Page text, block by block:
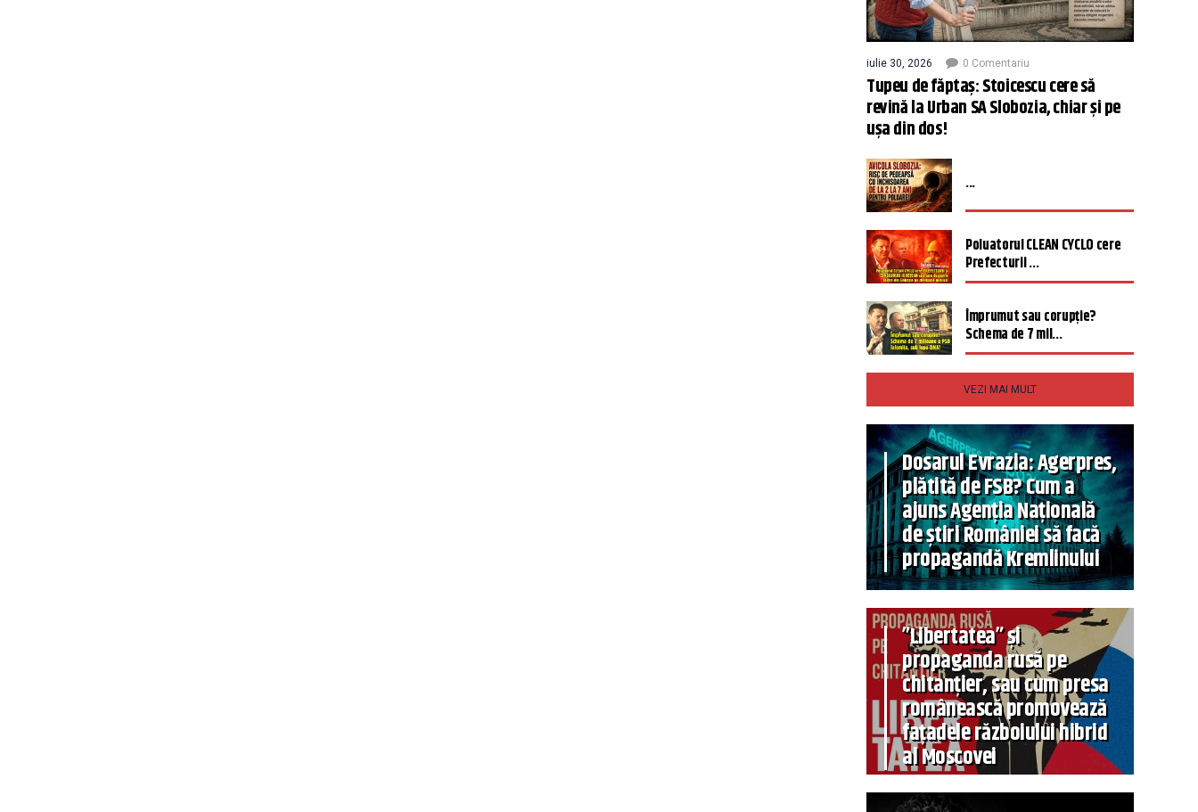
iulie 30, 2026 0 Comentariu
Tupeu de făptaș: Stoicescu cere să
revină la Urban SA Slobozia, chiar și pe
ușa din dos!
...
Poluatorul CLEAN CYCLO cere
Prefecturii ...
Împrumut sau corupție?
Schema de 7 mil...
VEZI MAI MULT
Dosarul Evrazia: Agerpres,
plătită de FSB? Cum a
ajuns Agenția Națională
de știri României să facă
propagandă Kremlinului
”Libertatea” și
propaganda rusă pe
chitanțier, sau cum presa
românească promovează
fațadele războiului hibrid
al Moscovei